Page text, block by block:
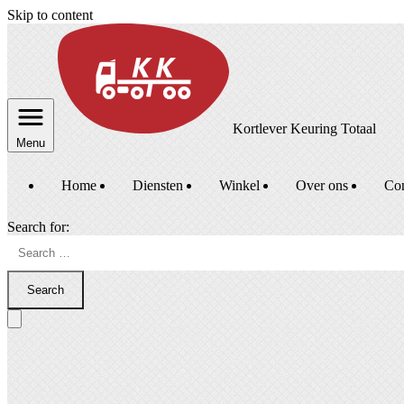
Skip to content
Menu
Kortlever Keuring Totaal
Home Diensten Winkel Over ons
Search for:
Search